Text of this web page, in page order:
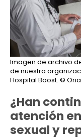
Imagen de archivo
de nuestra
Hospital Boost. ©
¿Han
atención
sexual y